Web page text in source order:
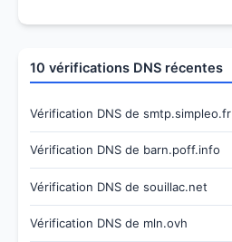
10 vérifications DNS récentes
Vérification DNS de smtp.simpleo.fr
Vérification DNS de barn.poff.info
Vérification DNS de souillac.net
Vérification DNS de mln.ovh